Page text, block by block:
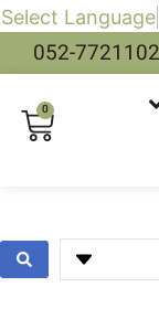
Select Language
0